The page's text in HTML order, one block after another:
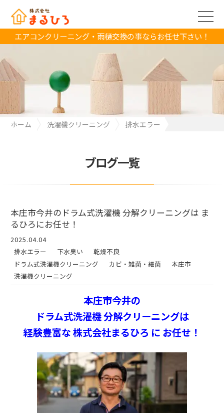
エアコンクリーニング・雨樋交換の事ならお任せ下さい！
ホーム 洗濯機クリーニング
排水エラー
ブログ一覧
本庄市今井のドラム式洗濯機 分解クリーニングは ま
るひろにお任せ！
2025.04.04
排水エラー
下水臭い
乾燥不良
ドラム式洗濯機クリーニング
カビ・雑菌・細菌
本庄市
洗濯機クリーニング
本庄市今井の
ドラム式洗濯機 分解クリーニングは
経験豊富な 株式会社まるひろ に お任せ！